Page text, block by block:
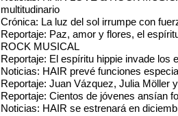
multitudinario
Crónica: La luz del sol irrumpe con
Reportaje: Paz, amor y flores, el
ROCK MUSICAL
Reportaje: El espíritu hippie invade los
Noticias: HAIR prevé funciones
Reportaje: Juan Vázquez, Julia Möller
Reportaje: Cientos de jóvenes ansían
Noticias: HAIR se estrenará en